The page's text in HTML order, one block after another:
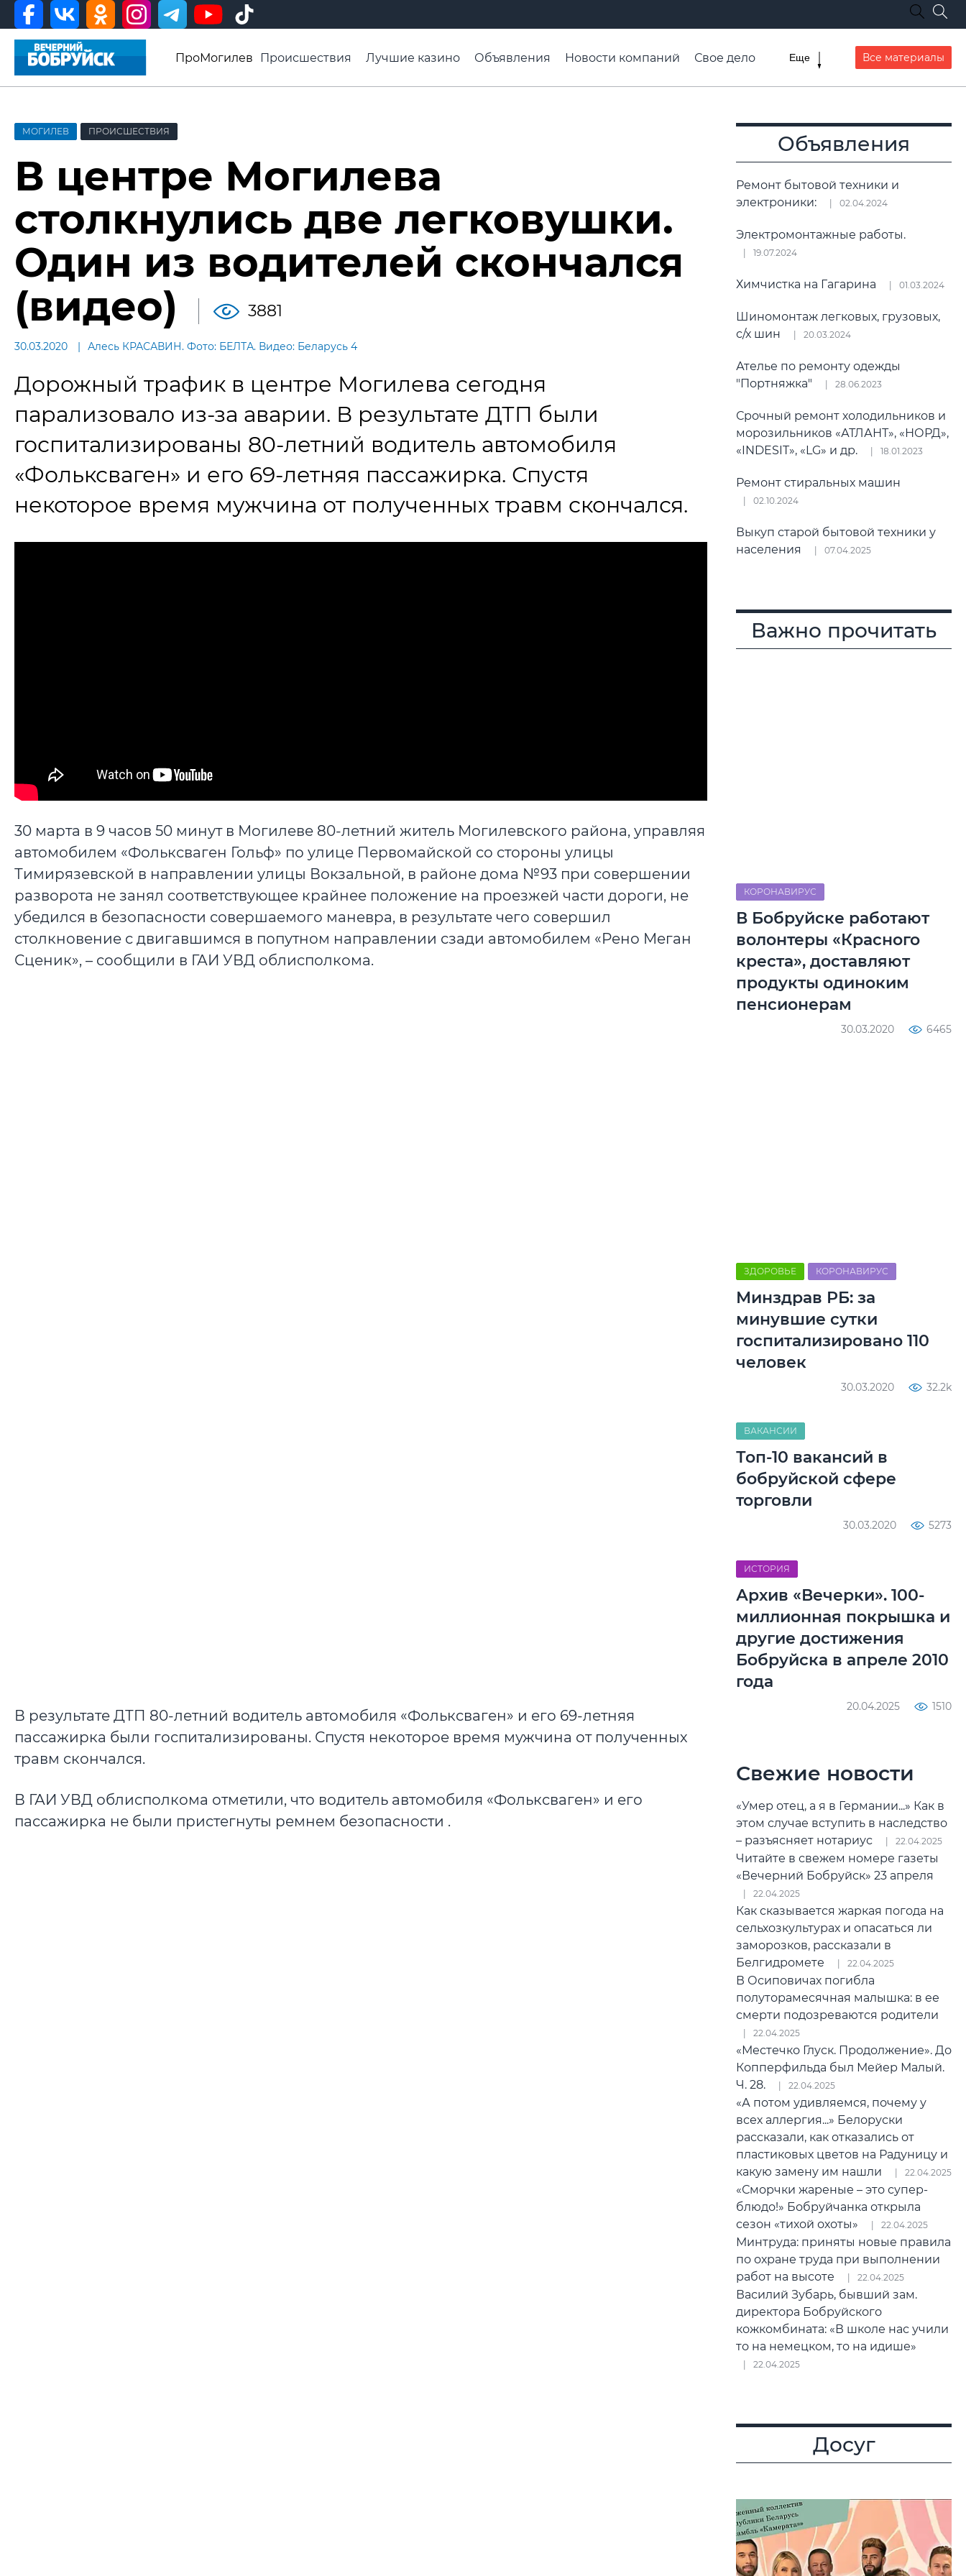
ПроМогилев Происшествия Лучшие казино Объявления Новости компаний
Свое дело
Видео ВБ
Еще Все материалы
МОГИЛЕВ ПРОИСШЕСТВИЯ
В центре Могилева
столкнулись две легковушки.
Один из водителей скончался
(видео)
3881
30.03.2020 Алесь КРАСАВИН. Фото: БЕЛТА. Видео: Беларусь 4
Дорожный трафик в центре Могилева сегодня
парализовало из-за аварии. В результате ДТП были
госпитализированы 80-летний водитель автомобиля
«Фольксваген» и его 69-летняя пассажирка. Спустя
некоторое время мужчина от полученных травм скончался.
30 марта в 9 часов 50 минут в Могилеве 80-летний житель Могилевского района, управляя
автомобилем «Фольксваген Гольф» по улице Первомайской со стороны улицы
Тимирязевской в направлении улицы Вокзальной, в районе дома №93 при совершении
разворота не занял соответствующее крайнее положение на проезжей части дороги, не
убедился в безопасности совершаемого маневра, в результате чего совершил
столкновение с двигавшимся в попутном направлении сзади автомобилем «Рено Меган
Сценик», – сообщили в ГАИ УВД облисполкома.
В результате ДТП 80-летний водитель автомобиля «Фольксваген» и его 69-летняя
пассажирка были госпитализированы. Спустя некоторое время мужчина от полученных
травм скончался.
В ГАИ УВД облисполкома отметили, что водитель автомобиля «Фольксваген» и его
пассажирка не были пристегнуты ремнем безопасности .
Объявления
Ремонт бытовой техники и
электроники:
02.04.2024
Электромонтажные работы.
19.07.2024
Химчистка на Гагарина 01.03.2024
Шиномонтаж легковых, грузовых,
с/х шин
20.03.2024
Ателье по ремонту одежды
"Портняжка"
28.06.2023
Срочный ремонт холодильников и
морозильников «АТЛАНТ», «НОРД»,
«INDESIT», «LG» и др.
18.01.2023
Ремонт стиральных машин
02.10.2024
Выкуп старой бытовой техники у
населения
07.04.2025
Важно прочитать
КОРОНАВИРУС
В Бобруйске работают
волонтеры «Красного
креста», доставляют
продукты одиноким
пенсионерам
30.03.2020 6465
ЗДОРОВЬЕ КОРОНАВИРУС
Минздрав РБ: за
минувшие сутки
госпитализировано 110
человек
30.03.2020 32.2k
ВАКАНСИИ
Топ-10 вакансий в
бобруйской сфере
торговли
30.03.2020 5273
ИСТОРИЯ
Архив «Вечерки». 100-
миллионная покрышка и
другие достижения
Бобруйска в апреле 2010
года
20.04.2025 1510
Свежие новости
«Умер отец, а я в Германии...» Как в
этом случае вступить в наследство
– разъясняет нотариус
22.04.2025
Читайте в свежем номере газеты
«Вечерний Бобруйск» 23 апреля
22.04.2025
Как сказывается жаркая погода на
сельхозкультурах и опасаться ли
заморозков, рассказали в
Белгидромете
22.04.2025
В Осиповичах погибла
полуторамесячная малышка: в ее
смерти подозреваются родители
22.04.2025
«Местечко Глуск. Продолжение». До
Копперфильда был Мейер Малый.
Ч. 28.
22.04.2025
«А потом удивляемся, почему у
всех аллергия...» Белоруски
рассказали, как отказались от
пластиковых цветов на Радуницу и
какую замену им нашли
22.04.2025
«Сморчки жареные – это супер-
блюдо!» Бобруйчанка открыла
сезон «тихой охоты»
22.04.2025
Минтруда: приняты новые правила
по охране труда при выполнении
работ на высоте
22.04.2025
Василий Зубарь, бывший зам.
директора Бобруйского
кожкомбината: «В школе нас учили
то на немецком, то на идише»
22.04.2025
Досуг